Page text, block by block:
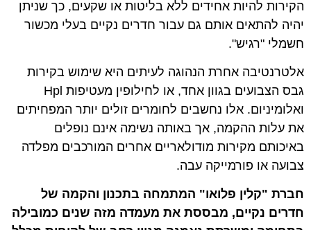
הקירות להיות אחידים ללא בליטות או שקעים, כך שניתן
יהיה להתאים אותם גם עבור חדרים נקיים בעלי מכשור
חשמלי "רגיש".
אלטרנטיבה אחרת הנהוגה לעיתים היא שימוש בקירות
גבס הצבועים בגוון אחד, או לחילופין מעטיפות Hpl
ואלומיניום. אלו נחשבים לחומרים זולים יותר המפחיתים
את עלות ההקמה, אך באותה נשימה אינם נופלים
באיכותם מקירות מודולאריים אחרים המורכבים מפלדה
צבועה או פורמייקה עבה.
חברת "קלין פלואו" המתמחה בתכנון והקמה של
חדרים נקיים, מבססת את מעמדה מזה שנים כמובילה